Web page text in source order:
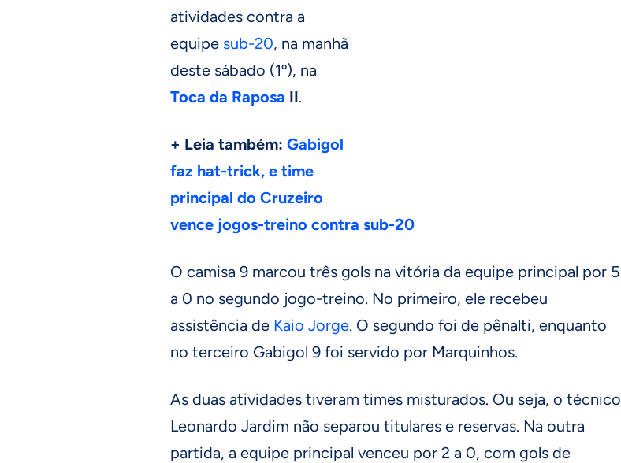
atividades contra a
equipe sub-20, na manhã
deste sábado (1º), na
Toca da Raposa II.
+ Leia também: Gabigol
faz hat-trick, e time
principal do Cruzeiro
vence jogos-treino contra sub-20
O camisa 9 marcou três gols na vitória da equipe principal por 5
a 0 no segundo jogo-treino. No primeiro, ele recebeu
assistência de Kaio Jorge. O segundo foi de pênalti, enquanto
no terceiro Gabigol 9 foi servido por Marquinhos.
As duas atividades tiveram times misturados. Ou seja, o técnico
Leonardo Jardim não separou titulares e reservas. Na outra
partida, a equipe principal venceu por 2 a 0, com gols de